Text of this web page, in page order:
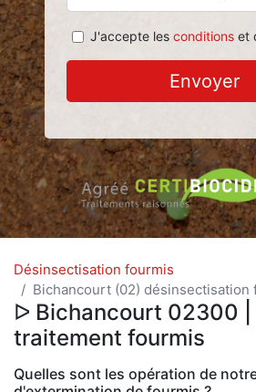
J'accepte les conditionset
Envoyer
Désinsectisation fourmis
Bichancourt (02) désinsectisation
ᐅ Bichancourt 02300 |
traitement fourmis
Quelles sont les opération de